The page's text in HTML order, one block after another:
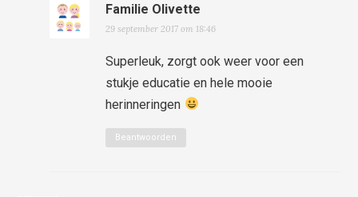
Familie Olivette
29 september 2017 om 18:46
Superleuk, zorgt ook weer voor een
stukje educatie en hele mooie
herinneringen
Beantwoorden